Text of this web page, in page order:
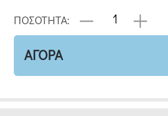
ΠΟΣΟΤΗΤΑ:
ΑΓΟΡΑ